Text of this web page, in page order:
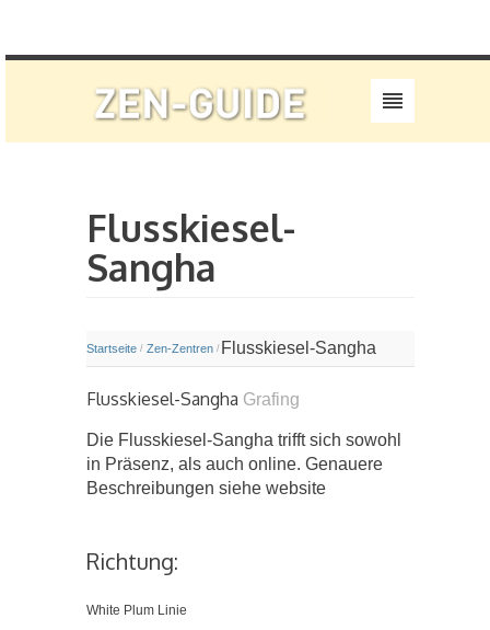
Flusskiesel-
Sangha
Startseite / Zen-Zentren / Flusskiesel-Sangha
Flusskiesel-Sangha Grafing
Die Flusskiesel-Sangha trifft sich sowohl
in Präsenz, als auch online. Genauere
Beschreibungen siehe website
Richtung:
White Plum Linie